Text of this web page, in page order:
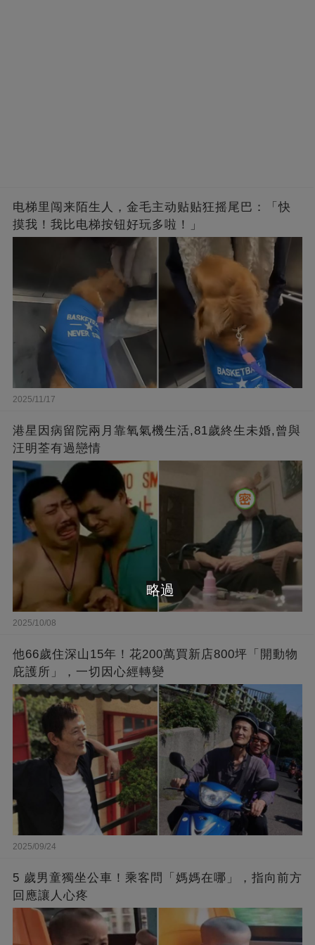
电梯里闯来陌生人，金毛主动贴贴狂摇尾巴：「快
摸我！我比电梯按钮好玩多啦！」
2025/11/17
港星因病留院兩月靠氧氣機生活,81歲終生未婚,曾與
汪明荃有過戀情
2025/10/08
他66歲住深山15年！花200萬買新店800坪「開動物
庇護所」，一切因心經轉變
2025/09/24
5 歲男童獨坐公車！乘客問「媽媽在哪」，指向前方
回應讓人心疼
略過